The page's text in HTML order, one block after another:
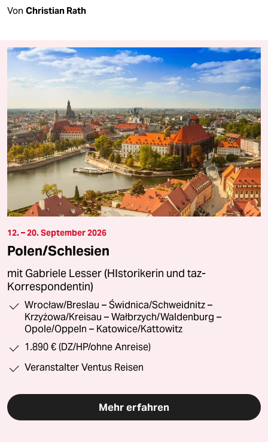
Von Christian Rath
12. – 20. September 2026
Polen/Schlesien
mit Gabriele Lesser (HIstorikerin und taz-
Korrespondentin)
Wrocław/Breslau – Świdnica/Schweidnitz –
Krzyżowa/Kreisau – Wałbrzych/Waldenburg –
Opole/Oppeln – Katowice/Kattowitz
1.890 € (DZ/HP/ohne Anreise)
Veranstalter Ventus Reisen
Mehr erfahren